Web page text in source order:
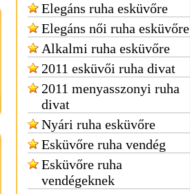
Elegáns ruha esküvőre
Elegáns női ruha esküvőre
Alkalmi ruha esküvőre
2011 esküvői ruha divat
2011 menyasszonyi ruha
divat
Nyári ruha esküvőre
Esküvőre ruha vendég
Esküvőre ruha
vendégeknek